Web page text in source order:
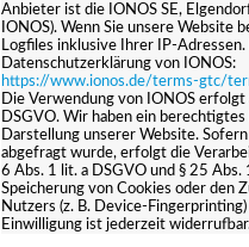
Anbieter ist die IONOS SE,
IONOS). Wenn Sie unsere Website
Logfiles inklusive Ihrer IP-
Datenschutzerklärung von IONOS:
https://www.ionos.de/terms-gtc/
Die Verwendung von IONOS
DSGVO. Wir haben ein
Darstellung unserer Website.
abgefragt wurde, erfolgt die
6 Abs. 1 lit. a DSGVO und § 25
Speicherung von Cookies oder den
Nutzers (z. B. Device-
Einwilligung ist jederzeit